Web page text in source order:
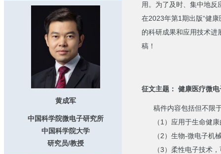
黄成军
中国科学院微电子研究所
中国科学院大学
研究员/教授
用。为了及时、集中地
在2023年第1期出版“健
的科研成果和应用技术进
稿！
征文主题： 健康医疗微电
稿件内容包括但不限
（1）应用于生命健康
（2）生物-微电子机械
（3）柔性电子技术，